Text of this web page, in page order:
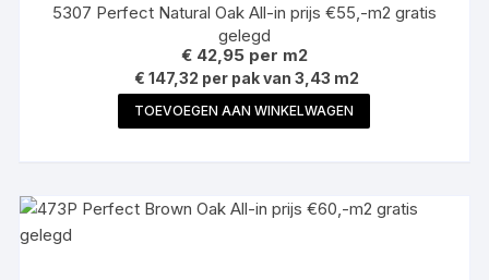
5307 Perfect Natural Oak All-in prijs €55,-m2 gratis
gelegd
€42,95per m2
€ 147,32 per pak van 3,43 m2
TOEVOEGEN AAN WINKELWAGEN